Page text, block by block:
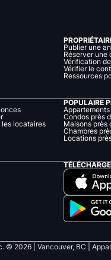
Publier une
Réserver une
Vérification
Vérifier le
Ressources
les locataires
POPULAIRE
Condos près
Maisons près
Chambres
Locations
© 2026 | Vancouver, BC |